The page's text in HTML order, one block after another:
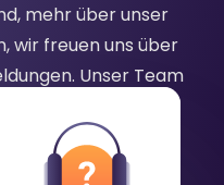
mehr über unser
wir freuen uns über
Unser Team
Antworten
zu geben.
per Telefon, E-Mail